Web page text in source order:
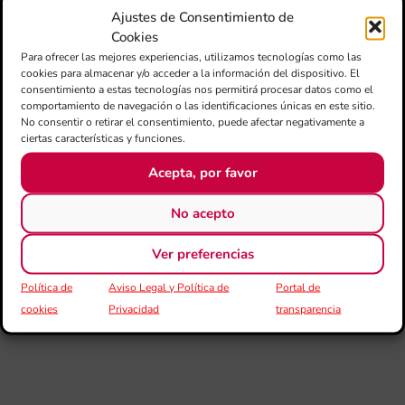
Ajustes de Consentimiento de
Cookies
Para ofrecer las mejores experiencias, utilizamos tecnologías como las
cookies para almacenar y/o acceder a la información del dispositivo. El
consentimiento a estas tecnologías nos permitirá procesar datos como el
comportamiento de navegación o las identificaciones únicas en este sitio.
No consentir o retirar el consentimiento, puede afectar negativamente a
ciertas características y funciones.
Acepta, por favor
No acepto
Ver preferencias
Política de
cookies
Aviso Legal y Política de
Privacidad
Portal de
transparencia